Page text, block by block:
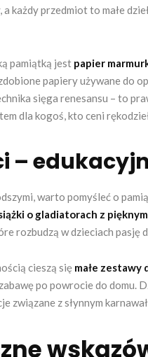
każdy przedmiot to małe
pamiątką jest papier
papiery używane do
sięga renesansu – to
dla kogoś, kto ceni
–
warto pomyśleć o
o gladiatorach z
rozbudzą w dzieciach pasję
cieszą się małe zestawy
po powrocie do domu.
związane z słynnym